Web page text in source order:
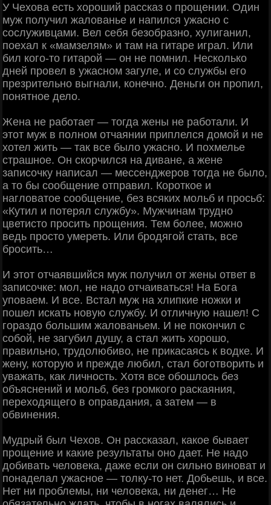
У Чехова есть хороший рассказ о прощении. Один
муж получил жалованье и напился ужасно с
сослуживцами. Вел себя безобразно, хулиганил,
поехал к «мамзелям» и там на гитаре играл. Или
бил кого-то гитарой — он не помнил. Несколько
дней провел в ужасном загуле, и со службы его
презрительно выгнали, конечно. Деньги он пропил,
понятное дело.
Жена не работает — тогда жены не работали. И
этот муж в полном отчаянии приплелся домой и не
хотел жить — так все было ужасно. И похмелье
страшное. Он скорчился на диване, а жене
записочку написал — мессенджеров тогда не было,
а то бы сообщение отправил. Короткое и
нагловатое сообщение, без всяких мольб и просьб:
«Кутил и потерял службу». Мужчинам трудно
цветисто просить прощения. Тем более, можно
ведь просто умереть. Или бродягой стать, все
бросить…
И этот отчаявшийся муж получил от жены ответ в
записочке: мол, не надо отчаиваться! На Бога
уповаем. И все. Встал муж на хлипкие ножки и
пошел искать новую службу. И отличную нашел! С
гораздо большим жалованьем. И не покончил с
собой, не загубил душу, а стал жить хорошо,
правильно, трудолюбиво, не прикасаясь к водке. И
жену, которую и прежде любил, стал боготворить и
уважать, как личность. Хотя все обошлось без
объяснений и мольб, без громкого раскаяния,
переходящего в оправдания, а затем — в
обвинения.
Мудрый был Чехов. Он рассказал, какое бывает
прощение и какие результаты оно дает. Не надо
добивать человека, даже если он сильно виноват и
понаделал ужасное — толку-то нет. Добьешь, и все.
Нет ни проблемы, ни человека, ни денег… Не